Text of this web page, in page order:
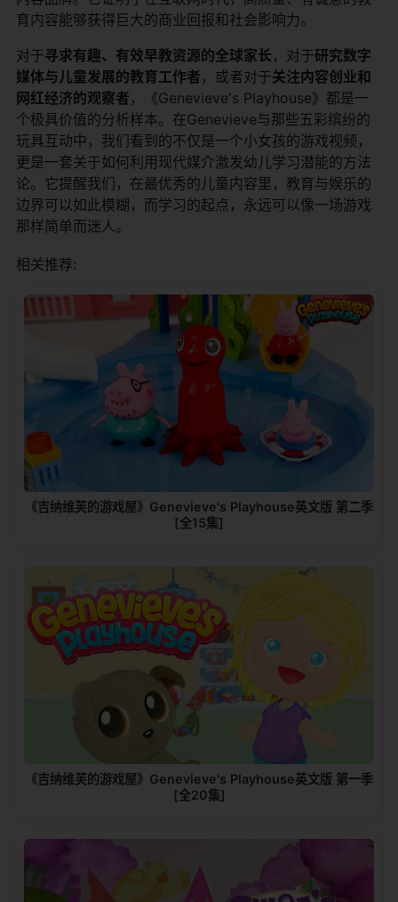
育内容能够获得巨大的商业回报和社会影响力。
对于寻求有趣、有效早教资源的全球家长 ，对于研究数字
媒体与儿童发展的教育工作者 ，或者对于关注内容创业和
网红经济的观察者 ，《Genevieve's Playhouse》都是一
个极具价值的分析样本。在Genevieve与那些五彩缤纷的
玩具互动中，我们看到的不仅是一个小女孩的游戏视频，
更是一套关于如何利用现代媒介激发幼儿学习潜能的方法
论。它提醒我们，在最优秀的儿童内容里，教育与娱乐的
边界可以如此模糊，而学习的起点，永远可以像一场游戏
那样简单而迷人。
相关推荐:
《吉纳维芙的游戏屋》Genevieve's Playhouse英文版 第二季
[全15集]
《吉纳维芙的游戏屋》Genevieve's Playhouse英文版 第一季
[全20集]